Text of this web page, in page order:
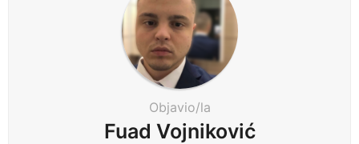
Objavio/la
Fuad Vojniković